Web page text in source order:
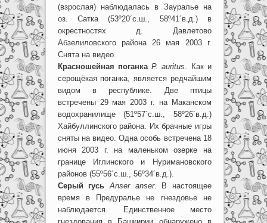
(взрослая) наблюдалась в Зауралье на
оз. Сатка (53º20´с.ш., 58º41´в.д.) в
окрестностях д. Давлетово
Абзелиловского района 26 мая 2003 г.
Снята на видео.
Красношейная поганка P. auritus . Как и
серощёкая поганка, является редчайшим
видом в республике. Две птицы
встречены 29 мая 2003 г. на Маканском
водохранилище (51º57´с.ш., 58º26´в.д.)
Хайбуллинского района. Их брачные игры
сняты на видео. Одна особь встречена 18
июня 2003 г. на маленьком озерке на
границе Иглинского и Нуримановского
районов (55º56´с.ш., 56º34´в.д.).
Серый гусь
Anser anser. В настоящее
время в Предуралье не гнездовье не
наблюдается. Единственное место